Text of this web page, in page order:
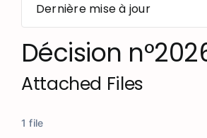
Dernière mise à jour
Décision
Attached Files
1 file